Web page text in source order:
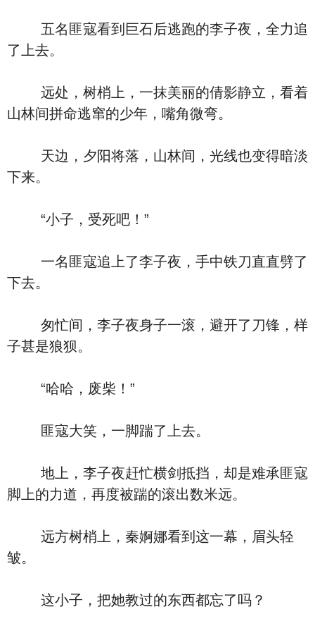
五名匪寇看到巨石后逃跑的李子夜，全力追
了上去。
远处，树梢上，一抹美丽的倩影静立，看着
山林间拼命逃窜的少年，嘴角微弯。
天边，夕阳将落，山林间，光线也变得暗淡
下来。
“小子，受死吧！”
一名匪寇追上了李子夜，手中铁刀直直劈了
下去。
匆忙间，李子夜身子一滚，避开了刀锋，样
子甚是狼狈。
“哈哈，废柴！”
匪寇大笑，一脚踹了上去。
地上，李子夜赶忙横剑抵挡，却是难承匪寇
脚上的力道，再度被踹的滚出数米远。
远方树梢上，秦婀娜看到这一幕，眉头轻
皱。
这小子，把她教过的东西都忘了吗？